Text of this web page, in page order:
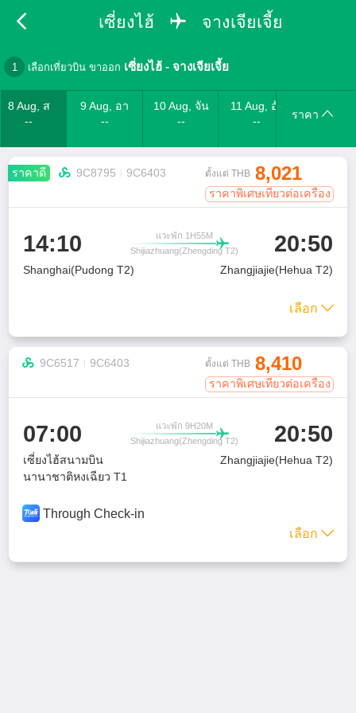
เซี่ยงไฮ้ จางเจียเจี้ย
1 เลือกเที่ยวบิน ขาออก เซี่ยงไฮ้ -จางเจียเจี้ย
8 Aug, ส
--
9 Aug, อา
--
10 Aug, จัน
--
11 Aug, อัง
--
ราคา
ราคาดี  9C8795 9C6403 ตั้งแต่ THB 8,021
ราคาพิเศษเที่ยวต่อเครื่อง
14:10 แวะพัก 1H55M

Shijiazhuang(Zhengding T2) 20:50
Shanghai(Pudong T2) Zhangjiajie(Hehua T2)
เลือก 
 9C6517 9C6403 ตั้งแต่ THB 8,410
ราคาพิเศษเที่ยวต่อเครื่อง
07:00 แวะพัก 9H20M

Shijiazhuang(Zhengding T2) 20:50
เซี่ยงไฮ้สนามบิน
นานาชาติหงเฉียว T1
Zhangjiajie(Hehua T2)
Through Check-in
เลือก 